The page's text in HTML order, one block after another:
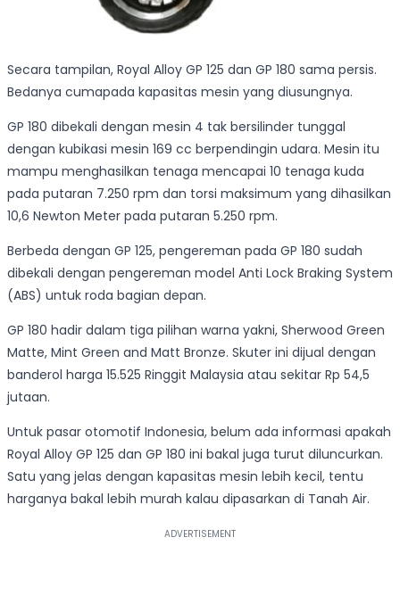
Secara tampilan, Royal Alloy GP 125 dan GP 180 sama persis.
Bedanya cumapada kapasitas mesin yang diusungnya.
GP 180 dibekali dengan mesin 4 tak bersilinder tunggal
dengan kubikasi mesin 169 cc berpendingin udara. Mesin itu
mampu menghasilkan tenaga mencapai 10 tenaga kuda
pada putaran 7.250 rpm dan torsi maksimum yang dihasilkan
10,6 Newton Meter pada putaran 5.250 rpm.
Berbeda dengan GP 125, pengereman pada GP 180 sudah
dibekali dengan pengereman model Anti Lock Braking System
(ABS) untuk roda bagian depan.
GP 180 hadir dalam tiga pilihan warna yakni, Sherwood Green
Matte, Mint Green and Matt Bronze. Skuter ini dijual dengan
banderol harga 15.525 Ringgit Malaysia atau sekitar Rp 54,5
jutaan.
Untuk pasar otomotif Indonesia, belum ada informasi apakah
Royal Alloy GP 125 dan GP 180 ini bakal juga turut diluncurkan.
Satu yang jelas dengan kapasitas mesin lebih kecil, tentu
harganya bakal lebih murah kalau dipasarkan di Tanah Air.